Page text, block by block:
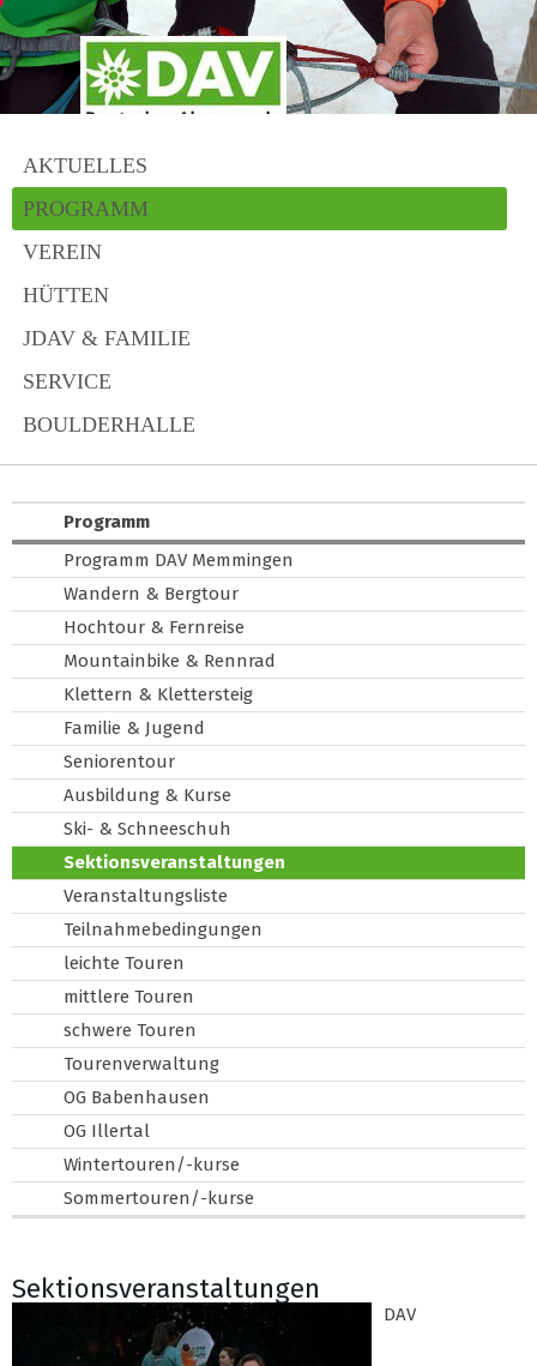
AKTUELLES
PROGRAMM
VEREIN
HÜTTEN
JDAV & FAMILIE
SERVICE
BOULDERHALLE
Programm
Programm DAV Memmingen
Wandern & Bergtour
Hochtour & Fernreise
Mountainbike & Rennrad
Klettern & Klettersteig
Familie & Jugend
Seniorentour
Ausbildung & Kurse
Ski- & Schneeschuh
Sektionsveranstaltungen
Veranstaltungsliste
Teilnahmebedingungen
leichte Touren
mittlere Touren
schwere Touren
Tourenverwaltung
OG Babenhausen
OG Illertal
Wintertouren/-kurse
Sommertouren/-kurse
Sektionsveranstaltungen
DAV